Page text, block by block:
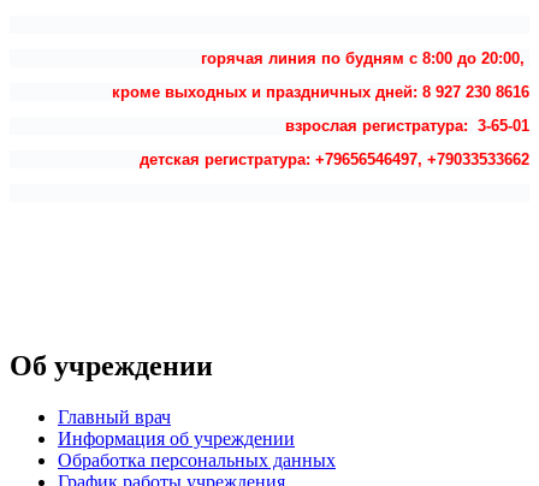
горячая линия по будням с 8:00 до 20:00,
кроме выходных и праздничных дней: 8 927 230 8616
взрослая регистратура: 3-65-01
детская регистратура: +79656546497, +79033533662
Об учреждении
Главный врач
Информация об учреждении
Обработка персональных данных
График работы учреждения